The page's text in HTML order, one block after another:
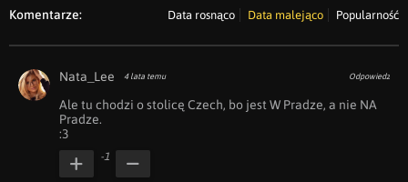
Komentarze: Data rosnąco Data malejąco Popularność
Nata_Lee 4 lata temu Odpowiedz
Ale tu chodzi o stolicę Czech, bo jest W Pradze, a nie NA
Pradze.
:3
-1